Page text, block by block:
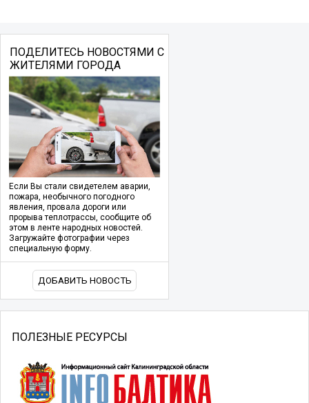
ПОДЕЛИТЕСЬ НОВОСТЯМИ С
ЖИТЕЛЯМИ ГОРОДА
Если Вы стали свидетелем аварии,
пожара, необычного погодного
явления, провала дороги или
прорыва теплотрассы, сообщите об
этом в ленте народных новостей.
Загружайте фотографии через
специальную форму.
ДОБАВИТЬ НОВОСТЬ
ПОЛЕЗНЫЕ РЕСУРСЫ